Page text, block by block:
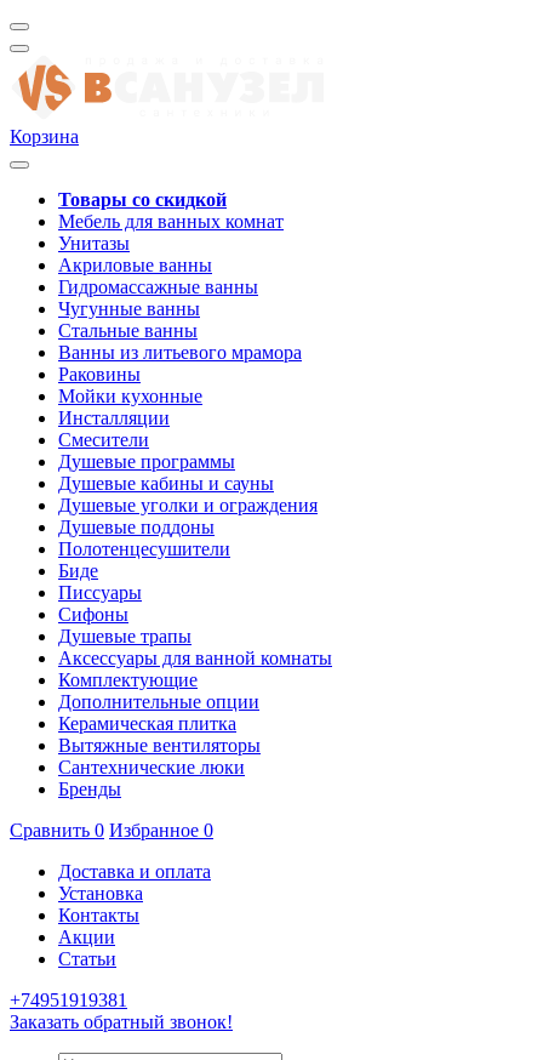
Корзина
Товары со скидкой
Мебель для ванных комнат
Унитазы
Акриловые ванны
Гидромассажные ванны
Чугунные ванны
Стальные ванны
Ванны из литьевого мрамора
Раковины
Мойки кухонные
Инсталляции
Смесители
Душевые программы
Душевые кабины и сауны
Душевые уголки и ограждения
Душевые поддоны
Полотенцесушители
Биде
Писсуары
Сифоны
Душевые трапы
Аксессуары для ванной комнаты
Комплектующие
Дополнительные опции
Керамическая плитка
Вытяжные вентиляторы
Сантехнические люки
Бренды
Сравнить 0 Избранное 0
Доставка и оплата
Установка
Контакты
Акции
Статьи
+74951919381
Заказать обратный звонок!